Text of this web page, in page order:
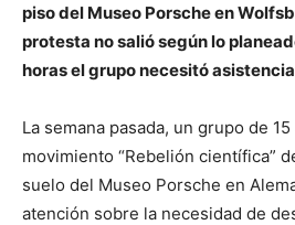
piso del Museo Porsche en
protesta no salió según lo
horas el grupo necesitó
La semana pasada, un grupo de
movimiento “Rebelión científica”
suelo del Museo Porsche en
atención sobre la necesidad de